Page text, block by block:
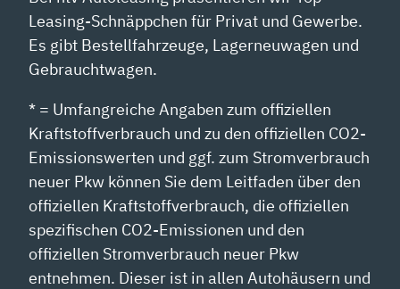
Leasing-Schnäppchen für Privat und Gewerbe.
Es gibt Bestellfahrzeuge, Lagerneuwagen und
Gebrauchtwagen.
* = Umfangreiche Angaben zum offiziellen
Kraftstoffverbrauch und zu den offiziellen CO2-
Emissionswerten und ggf. zum Stromverbrauch
neuer Pkw können Sie dem Leitfaden über den
offiziellen Kraftstoffverbrauch, die offiziellen
spezifischen CO2-Emissionen und den
offiziellen Stromverbrauch neuer Pkw
entnehmen. Dieser ist in allen Autohäusern und